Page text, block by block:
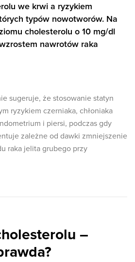
we krwi a ryzykiem
typów nowotworów. Na
cholesterolu o 10 mg/dl
nawrotów raka
sugeruje, że stosowanie statyn
ryzykiem czerniaka, chłoniaka
i piersi, podczas gdy
zależne od dawki zmniejszenie
raka jelita grubego przy
–